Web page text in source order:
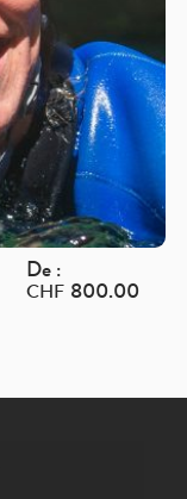
De :
CHF 800.00